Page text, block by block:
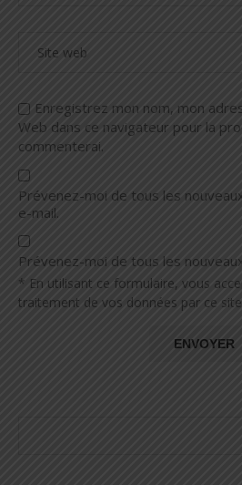
Enregistrez mon nom, mon
Web dans ce navigateur pour la
commenterai.
Prévenez-moi de tous les
e-mail.
Prévenez-moi de tous les
* En utilisant ce formulaire, vous
traitement de vos données par ce site.